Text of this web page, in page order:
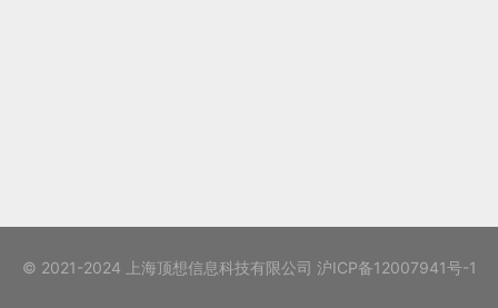
© 2021-2024 上海顶想信息科技有限公司 沪ICP备12007941号-1